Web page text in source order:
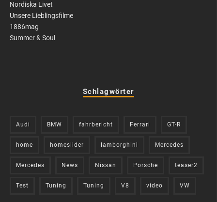
Nordiska Livet
Unsere Lieblingsfilme
1886mag
Summer & Soul
Schlagwörter
Audi BMW fahrbericht Ferrari GT-R
home homeslider lamborghini Mercedes
Mercedes News Nissan Porsche teaser2
Test Tuning Tuning V8 video VW